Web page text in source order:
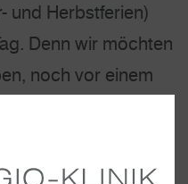
und Herbstferien)
Denn wir möchten
noch vor einem
zu
Dann erfahrt ihr